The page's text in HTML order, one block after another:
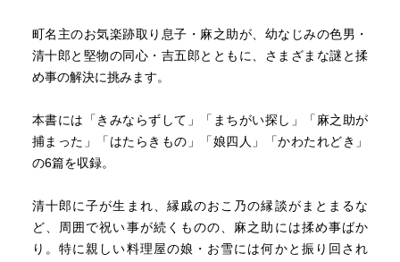
町名主のお気楽跡取り息子・麻之助が、幼なじみの色男・
清十郎と堅物の同心・吉五郎とともに、さまざまな謎と揉
め事の解決に挑みます。
本書には「きみならずして」「まちがい探し」「麻之助が
捕まった」「はたらきもの」「娘四人」「かわたれどき」
の6篇を収録。
清十郎に子が生まれ、縁戚のおこ乃の縁談がまとまるな
ど、周囲で祝い事が続くものの、麻之助には揉め事ばか
り。特に親しい料理屋の娘・お雪には何かと振り回され